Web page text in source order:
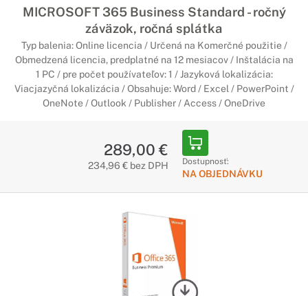
navrhujete produkty, tvoríte grafiku alebo spravujete svoje
dáta, s použitím príslušného špecializovaného softvéru.
MICROSOFT 365 Business Standard - ročný
záväzok, ročná splátka
Typ balenia: Online licencia / Určená na Komerčné použitie /
Obmedzená licencia, predplatné na 12 mesiacov / Inštalácia na
1 PC / pre počet používateľov: 1 / Jazyková lokalizácia:
Viacjazyčná lokalizácia / Obsahuje: Word / Excel / PowerPoint /
OneNote / Outlook / Publisher / Access / OneDrive
289,00 €
234,96 € bez DPH Dostupnosť:
NA OBJEDNÁVKU